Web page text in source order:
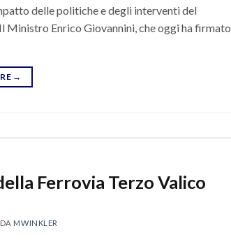
delle politiche e degli interventi del
Ministro Enrico Giovannini, che oggi ha firmato
→
Ferrovia Terzo Valico
DA MWINKLER